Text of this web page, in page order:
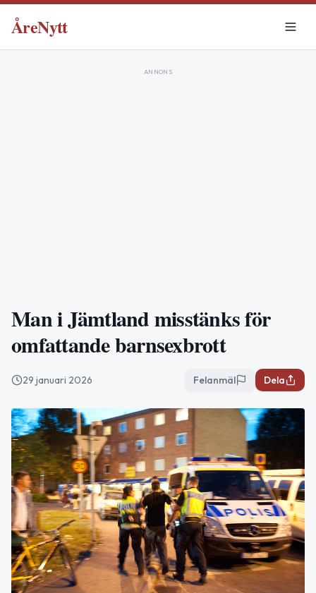
ÅreNytt
ANNONS
Man i Jämtland misstänks för
omfattande barnsexbrott
29 januari 2026 Felanmäl Dela